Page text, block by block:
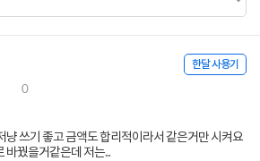
한달 사용기
0
냥 쓰기 좋고 금액도 합리적이라서 같은거만 시켜요
바꿨을거같은데 저는...